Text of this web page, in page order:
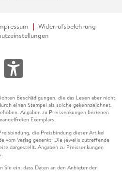
Widerrufsbelehrung
Beschädigungen, die das Lesen aber nicht
einen Stempel als solche gekennzeichnet.
Angaben zu Preissenkungen beziehen
Exemplars.
die Preisbindung dieser Artikel
vom Verlag gesenkt. Die jeweils zutreffende
dargestellt. Angaben zu Preissenkungen
ein, dass Daten an den Anbieter der